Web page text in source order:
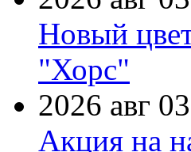
Новый
"Хорс"
2026 авг 03
Акция на